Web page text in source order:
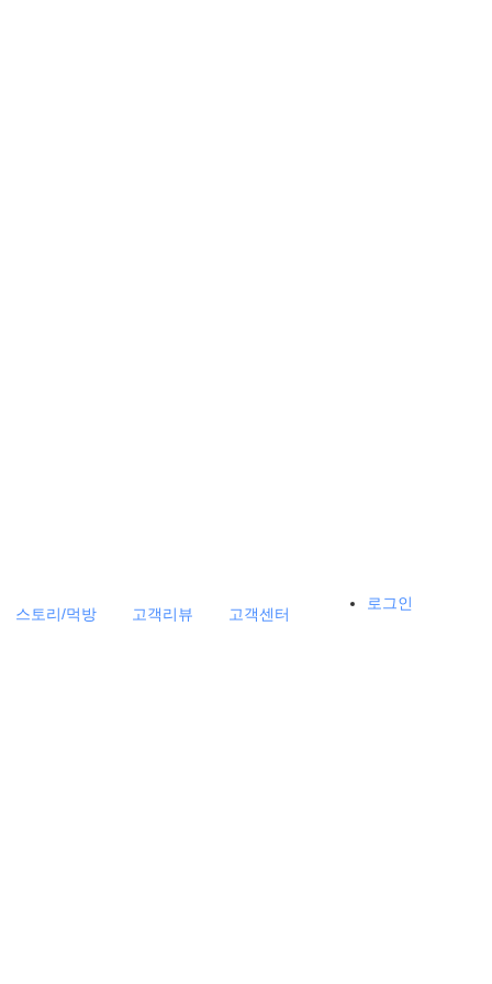
로그인
스토리/먹방 고객리뷰 고객센터